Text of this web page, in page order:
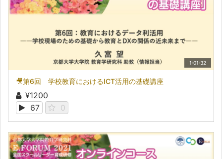
1:01:32
🎥第6回 学校教育におけるICT活用の基礎講座
¥1200
67
0